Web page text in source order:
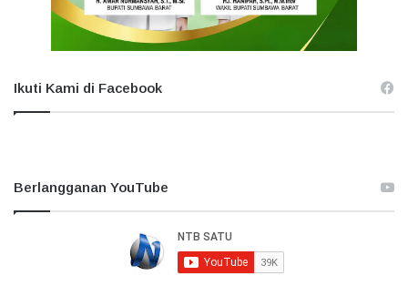
Ikuti Kami di Facebook
Berlangganan YouTube